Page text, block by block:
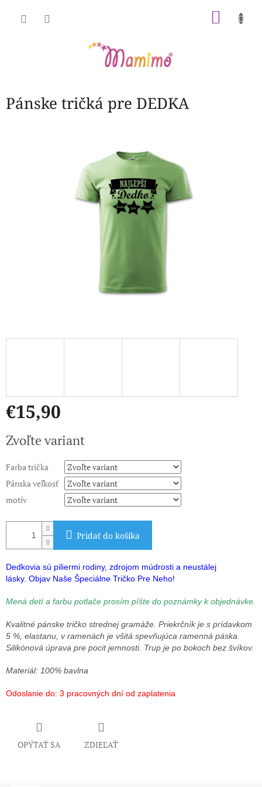
Pánske tričká pre DEDKA
€15,90
cena:
Zvoľte variant
Farba trička
Pánska veľkosť
motív
Pridať do košíka
Dedkovia sú piliermi rodiny, zdrojom múdrosti a neustálej
lásky. Objav Naše Špeciálne Tričko Pre Neho!
Mená detí a farbu potlače prosím píšte do poznámky k objednávke.
Kvalitné pánske tričko strednej gramáže. Priekrčník je s prídavkom
5 %, elastanu, v ramenách je všitá spevňujúca ramenná páska.
Silikónová úprava pre pocit jemnosti. Trup je po bokoch bez švíkov.
Materiál: 100% bavlna
Odoslanie do: 3 pracovných dní od zaplatenia
OPÝTAŤ SA ZDIEĽAŤ